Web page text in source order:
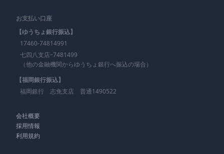
お支払い口座
【ゆうちょ銀行振込】
17460-74814991
七四八支店ｰ7481499
（他の金融機関からゆうちょ銀行へ振込の場合）
【福岡銀行振込】
福岡銀行 志免支店 普通1490522
会社概要
採用情報
利用規約